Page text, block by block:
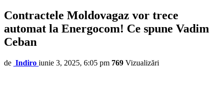
Contractele Moldovagaz vor trece
automat la Energocom! Ce spune Vadim
Ceban
de Indiro iunie 3, 2025, 6:05 pm 769 Vizualizări